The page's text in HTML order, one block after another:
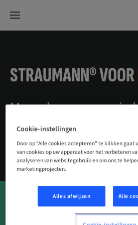
STRAUMANN® VOOR
Meer dan een mooie
zekerheid en nieuw
zelfvertrouwen.
U heeft een tandheelkundige
Cookie-instellingen
Door op “Alle cookies accepteren” te klikken gaat
van cookies op uw apparaat voor het verbeteren
analyseren van websitegebruik en om ons te
marketingprojecten.
Alles afwijzen Alle